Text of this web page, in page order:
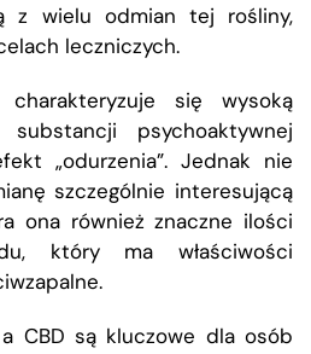
z wielu odmian tej rośliny,
leczniczych.
charakteryzuje się wysoką
psychoaktywnej
„odurzenia”. Jednak nie
szczególnie interesującą
ona również znaczne ilości
który ma właściwości
CBD są kluczowe dla osób